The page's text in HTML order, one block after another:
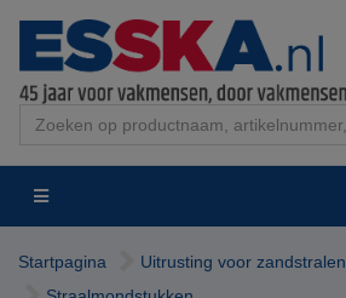
Startpagina
Uitrusting voor zandstralen